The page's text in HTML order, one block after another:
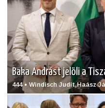
Baka Andrást jelöli a
444 • Windisch Judit,Haász